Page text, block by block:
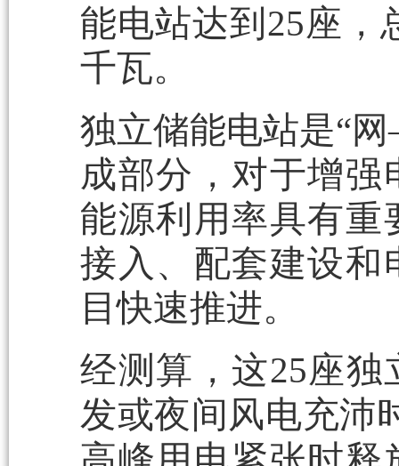
能电站达到25座，
千瓦。
独立储能电站是“
成部分，对于增
能源利用率具有重
接入、配套建设和
目快速推进。
经测算，这25座
发或夜间风电充沛